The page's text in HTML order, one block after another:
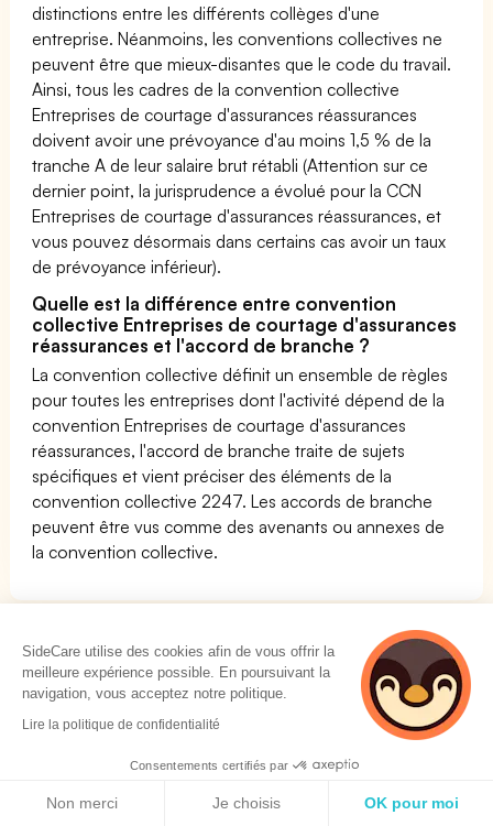
distinctions entre les différents collèges d'une
entreprise. Néanmoins, les conventions collectives ne
peuvent être que mieux-disantes que le code du travail.
Ainsi, tous les cadres de la convention collective
Entreprises de courtage d'assurances réassurances
doivent avoir une prévoyance d'au moins 1,5 % de la
tranche A de leur salaire brut rétabli (Attention sur ce
dernier point, la jurisprudence a évolué pour la CCN
Entreprises de courtage d'assurances réassurances, et
vous pouvez désormais dans certains cas avoir un taux
de prévoyance inférieur).
Quelle est la différence entre convention
collective Entreprises de courtage d'assurances
réassurances et l'accord de branche ?
La convention collective définit un ensemble de règles
pour toutes les entreprises dont l'activité dépend de la
convention Entreprises de courtage d'assurances
réassurances, l'accord de branche traite de sujets
spécifiques et vient préciser des éléments de la
convention collective 2247. Les accords de branche
peuvent être vus comme des avenants ou annexes de
la convention collective.
Nombre d'entreprises et d'employés dans la
convention collective nationale Entreprises de
courtage d'assurances réassurances
collective Entreprises de courtage d'assurances
réassurances est de :
42400 employés en France
SideCare utilise des cookies afin de vous offrir la
meilleure expérience possible. En poursuivant la
navigation, vous acceptez notre politique.
Lire la politique de confidentialité
Consentements certifiés par
Non merci Je choisis OK pour moi